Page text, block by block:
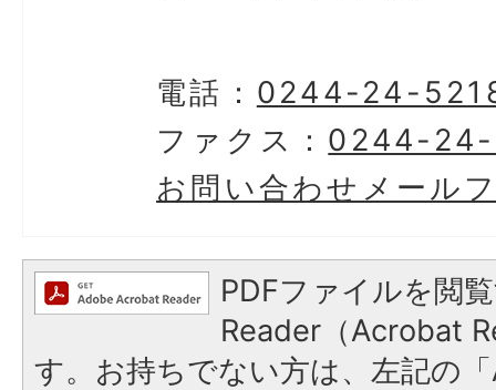
電話： 0244-24-
ファクス： 0244-
お問い合わせメール
PDFファイルを閲
Reader（Acrobat
す。お持ちでない方は、左記の